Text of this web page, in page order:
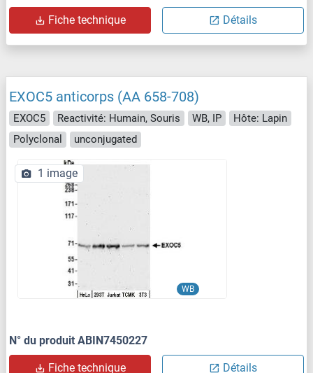
Fiche technique Détails
EXOC5 anticorps (AA 658-708)
EXOC5 Reactivité: Humain, Souris WB, IP
Hôte: Lapin
Polyclonal
unconjugated
WB
1 image
N° du produit ABIN7450227
Fiche technique Détails